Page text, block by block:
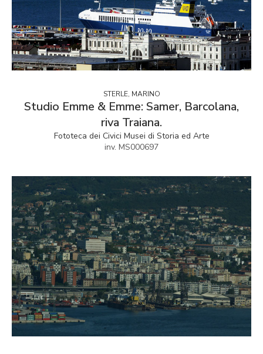
STERLE, MARINO
Studio Emme & Emme: Samer, Barcolana,
riva Traiana.
Fototeca dei Civici Musei di Storia ed Arte
inv. MS000697